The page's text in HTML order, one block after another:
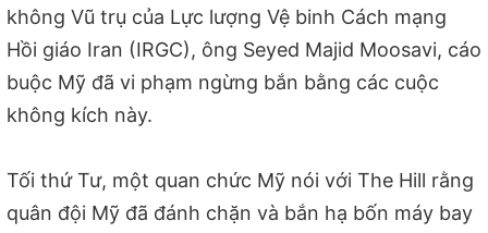
không Vũ trụ của Lực lượng Vệ binh Cách mạng
Hồi giáo Iran (IRGC), ông Seyed Majid Moosavi, cáo
buộc Mỹ đã vi phạm ngừng bắn bằng các cuộc
không kích này.
Tối thứ Tư, một quan chức Mỹ nói với The Hill rằng
quân đội Mỹ đã đánh chặn và bắn hạ bốn máy bay